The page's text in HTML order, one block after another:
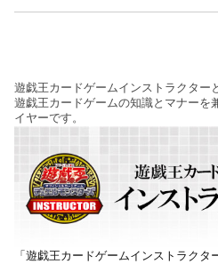
遊戯王カードゲームインストラクター
遊戯王カードゲームの知識とマナーを
イヤーです。
「遊戯王カードゲームインストラクタ